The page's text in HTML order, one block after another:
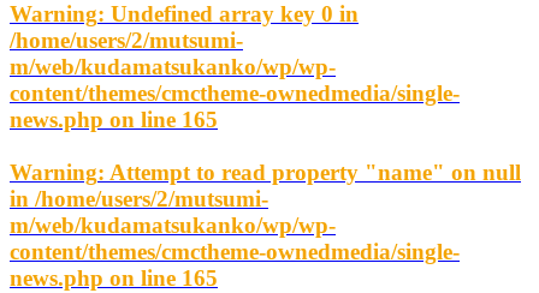
Warning: Undefined array key 0 in
/home/users/2/mutsumi-
m/web/kudamatsukanko/wp/wp-
content/themes/cmctheme-ownedmedia/single-
news.php on line 165
Warning: Attempt to read property "name" on null
in /home/users/2/mutsumi-
m/web/kudamatsukanko/wp/wp-
content/themes/cmctheme-ownedmedia/single-
news.php on line 165